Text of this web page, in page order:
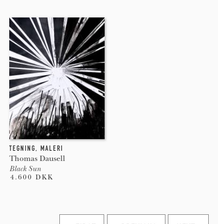
TEGNING, MALERI
Thomas Dausell
Black Sun
4.600 DKK